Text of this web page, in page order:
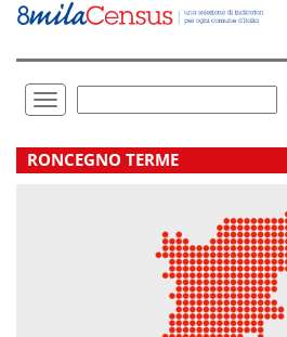
Vai
direttamente
Toggle
navigation
.
RONCEGNO TERME